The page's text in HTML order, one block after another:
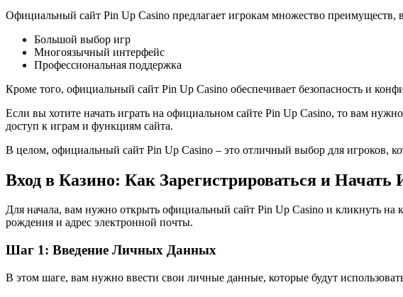
Официальный сайт Pin Up Casino предлагает игрокам множество преимуществ,
Большой выбор игр
Многоязычный интерфейс
Профессиональная поддержка
Кроме того, официальный сайт Pin Up Casino обеспечивает безопасность и
Если вы хотите начать играть на официальном сайте Pin Up Casino, то вам
доступ к играм и функциям сайта.
В целом, официальный сайт Pin Up Casino – это отличный выбор для игроков,
Вход в Казино: Как Зарегистрироваться и Начать
Для начала, вам нужно открыть официальный сайт Pin Up Casino и кликнуть
рождения и адрес электронной почты.
Шаг 1: Введение Личных Данных
В этом шаге, вам нужно ввести свои личные данные, которые будут